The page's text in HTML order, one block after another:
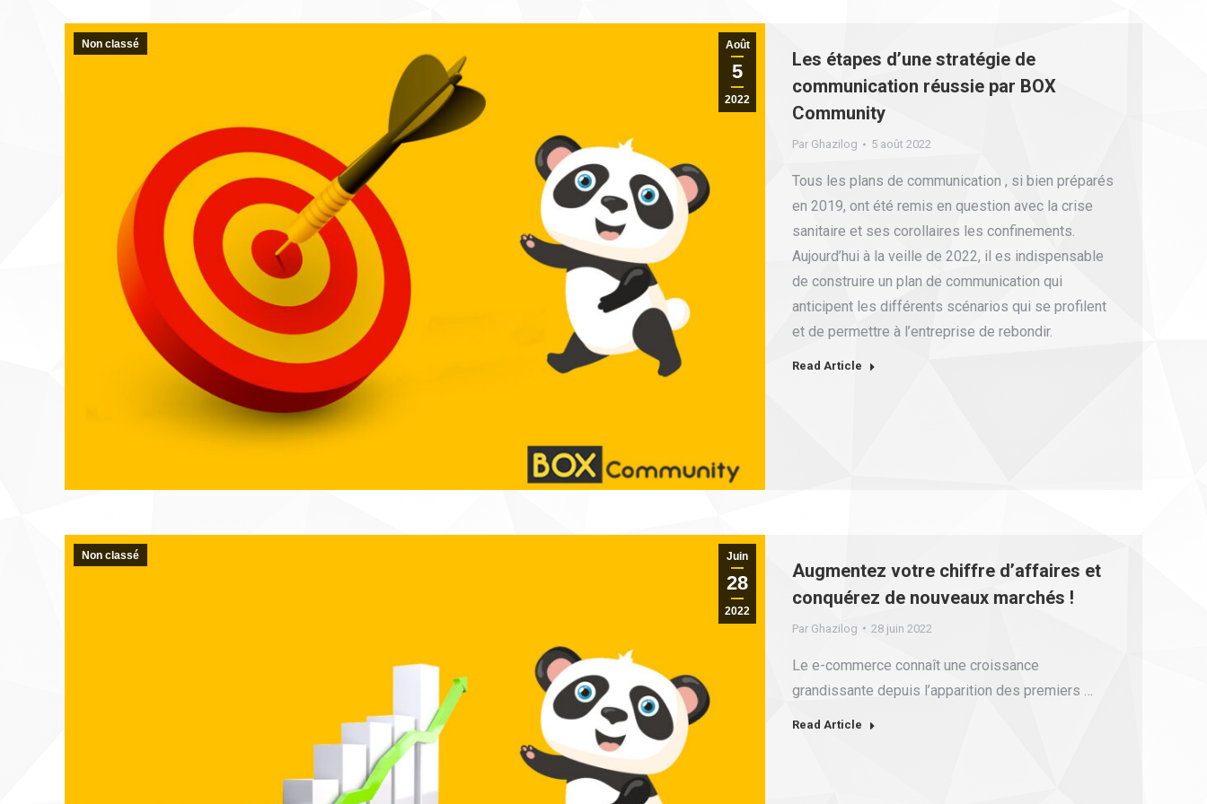
Août
5
2022
Non classé
Les étapes d’une stratégie de
communication réussie par BOX
Community
Par Ghazilog 5 août 2022
Tous les plans de communication , si bien préparés
en 2019, ont été remis en question avec la crise
sanitaire et ses corollaires les confinements.
Aujourd’hui à la veille de 2022, il es indispensable
de construire un plan de communication qui
anticipent les différents scénarios qui se profilent
et de permettre à l’entreprise de rebondir.
Read Article
Juin
28
2022
Non classé
Augmentez votre chiffre d’affaires et
conquérez de nouveaux marchés !
Par Ghazilog 28 juin 2022
Le e-commerce connaît une croissance
grandissante depuis l’apparition des premiers …
Read Article